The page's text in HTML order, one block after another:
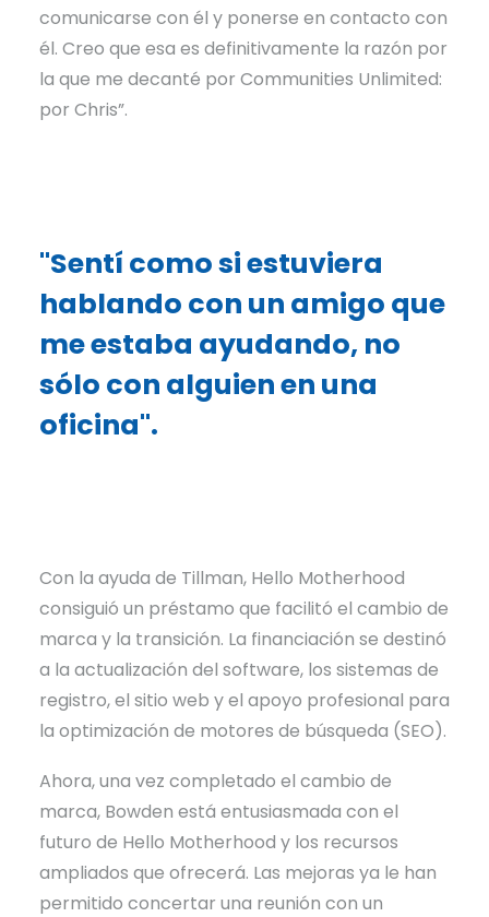
comunicarse con él y ponerse en contacto con
él. Creo que esa es definitivamente la razón por
la que me decanté por Communities Unlimited:
por Chris”.
"Sentí como si estuviera
hablando con un amigo que
me estaba ayudando, no
sólo con alguien en una
oficina".
Con la ayuda de Tillman, Hello Motherhood
consiguió un préstamo que facilitó el cambio de
marca y la transición. La financiación se destinó
a la actualización del software, los sistemas de
registro, el sitio web y el apoyo profesional para
la optimización de motores de búsqueda (SEO).
Ahora, una vez completado el cambio de
marca, Bowden está entusiasmada con el
futuro de Hello Motherhood y los recursos
ampliados que ofrecerá. Las mejoras ya le han
permitido concertar una reunión con un